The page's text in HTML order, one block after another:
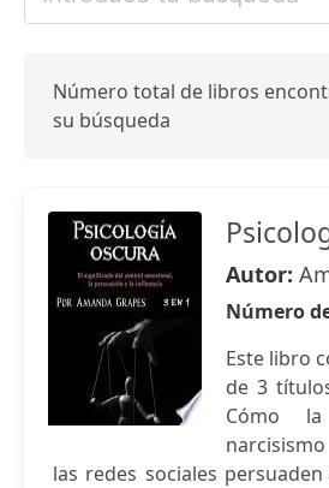
Número total de libros
su búsqueda
Autor:
Número
Este libro
de 3
Cómo
las redes sociales